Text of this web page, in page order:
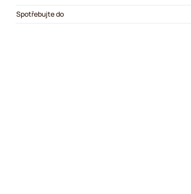
Spotřebujte do